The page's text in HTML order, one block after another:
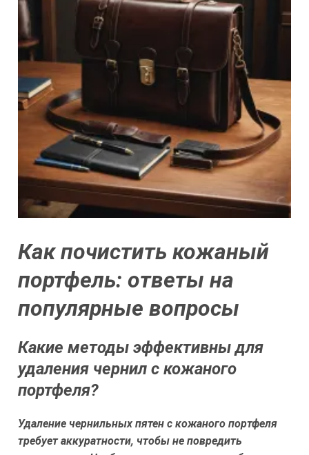
Как почистить кожаный
портфель: ответы на
популярные вопросы
Какие методы эффективны для
удаления чернил с кожаного
портфеля?
Удаление чернильных пятен с кожаного портфеля
требует аккуратности, чтобы не повредить